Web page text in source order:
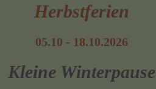
Herbstferien
05.10 - 18.10.2026
Kleine Winterpause